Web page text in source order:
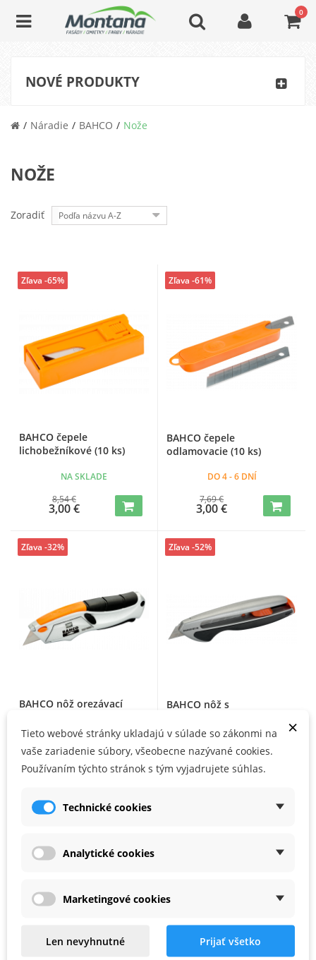
0
NOVÉ PRODUKTY
Náradie BAHCO Nože
NOŽE
Zoradiť Podľa názvu A-Z
BAHCO čepele
lichobežníkové (10 ks)
NA SKLADE
8,54 €
3,00 €
Zľava -65%
BAHCO čepele
odlamovacie (10 ks)
DO 4 - 6 DNÍ
7,69 €
3,00 €
Zľava -61%
BAHCO nôž orezávací
NA SKLADE
Zľava -32%
BAHCO nôž s
ERGO 18mm
NA SKLADE
Zľava -52%
×
Tieto webové stránky ukladajú v súlade so zákonmi na
vaše zariadenie súbory, všeobecne nazývané cookies.
Používaním týchto stránok s tým vyjadrujete súhlas.
Technické cookies
Analytické cookies
Marketingové cookies
Len nevyhnutné Prijať všetko